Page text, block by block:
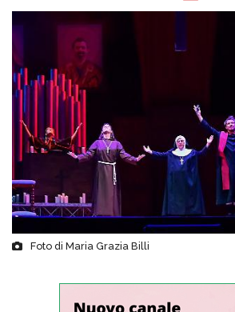
Foto di Maria Grazia Billi